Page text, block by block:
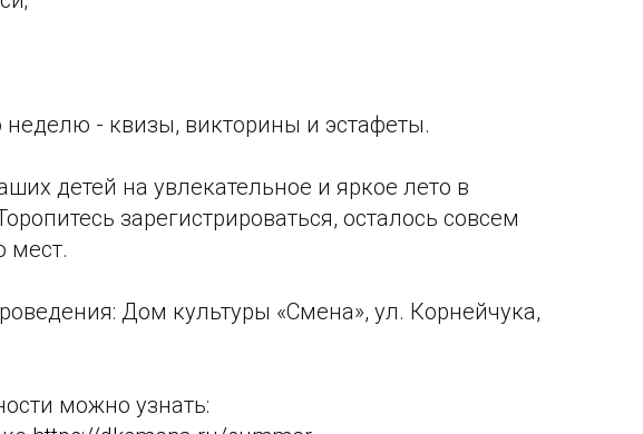
- квизы, викторины и эстафеты.
детей на увлекательное и яркое лето в
зарегистрироваться, осталось совсем
мест.
Дом культуры «Смена», ул. Корнейчука,
можно узнать: